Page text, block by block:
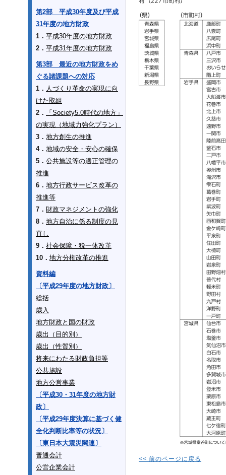
第2部 平成30年度及び平成
31年度の地方財政
1． 平成30年度の地方財政
2． 平成31年度の地方財政
第3部 最近の地方財政をめ
ぐる諸課題への対応
1． 人づくり革命の実現に向
けた取組
2．
「Society5.0時代の地方」
の実現（地域力強化プラン）
3． 地方創生の推進
4． 地域の安全・安心の確保
5． 公共施設等の適正管理の
推進
6． 地方行政サービス改革の
推進等
7． 財政マネジメントの強化
8． 地方自治に係る制度の見
直し
9． 社会保障・税一体改革
10． 地方分権改革の推進
資料編
〔平成29年度の地方財政〕
総括
歳入
地方財政と国の財政
歳出（目的別）
歳出（性質別）
将来にわたる財政負担等
公共施設
地方公営事業
〔平成30・31年度の地方財
政〕
〔平成29年度決算に基づく健
全化判断比率等の状況〕
〔東日本大震災関連〕
普通会計
公営企業会計
<< 前のページに戻る